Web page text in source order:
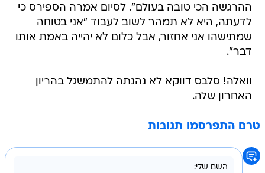
ההרגשה הכי טובה בעולם". לסיום אמרה הספירס כי
לדעתה, היא לא תמהר לשוב לעבוד "אני בטוחה
שמתישהו אני אחזור, אבל כלום לא יהייה באמת אותו
דבר".
וואלה! סלבס דווקא לא נהנתה להתמשגל בהריון
האחרון שלה.
טרם התפרסמו תגובות